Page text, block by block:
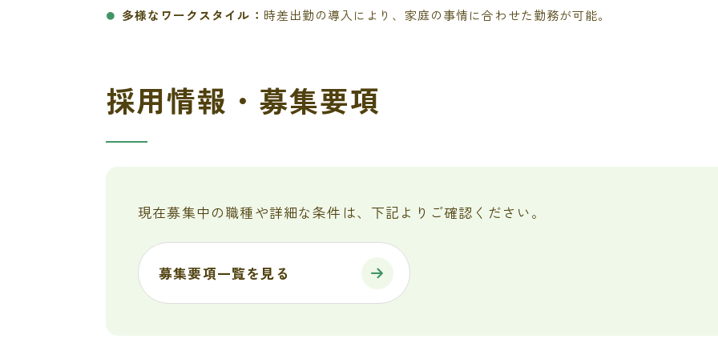
多様なワークスタイル： 時差出勤の導入により、家庭の事情に合わせた勤務が可能。
採用情報・募集要項
現在募集中の職種や詳細な条件は、下記よりご確認ください。
募集要項一覧を見る